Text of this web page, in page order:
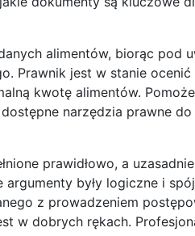
alimentów, biorąc pod
Prawnik jest w stanie ocenić
kwotę alimentów.
narzędzia prawne do
prawidłowo, a
były logiczne i
z prowadzeniem
w dobrych rękach.